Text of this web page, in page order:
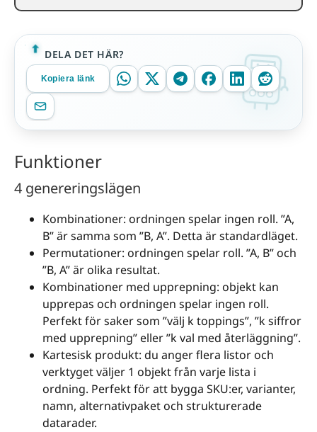
DELA DET HÄR?
Kopiera länk
Funktioner
4 genereringslägen
Kombinationer: ordningen spelar ingen roll. ”A,
B” är samma som ”B, A”. Detta är standardläget.
Permutationer: ordningen spelar roll. ”A, B” och
”B, A” är olika resultat.
Kombinationer med upprepning: objekt kan
upprepas och ordningen spelar ingen roll.
Perfekt för saker som ”välj k toppings”, ”k siffror
med upprepning” eller ”k val med återläggning”.
Kartesisk produkt: du anger flera listor och
verktyget väljer 1 objekt från varje lista i
ordning. Perfekt för att bygga SKU:er, varianter,
namn, alternativpaket och strukturerade
datarader.